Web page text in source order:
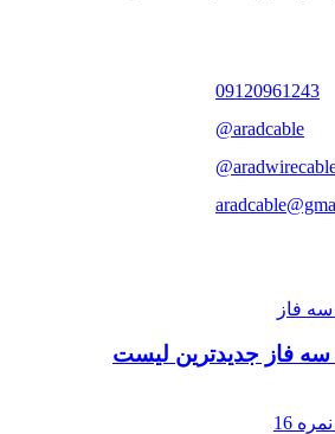
09120961243
@aradcable
فاز جدیدترین لیست